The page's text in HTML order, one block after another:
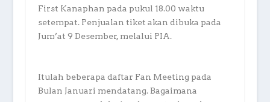
First Kanaphan pada pukul 18.00 waktu
setempat. Penjualan tiket akan dibuka pada
Jum’at 9 Desember, melalui PIA.
Itulah beberapa daftar Fan Meeting pada
Bulan Januari mendatang. Bagaimana